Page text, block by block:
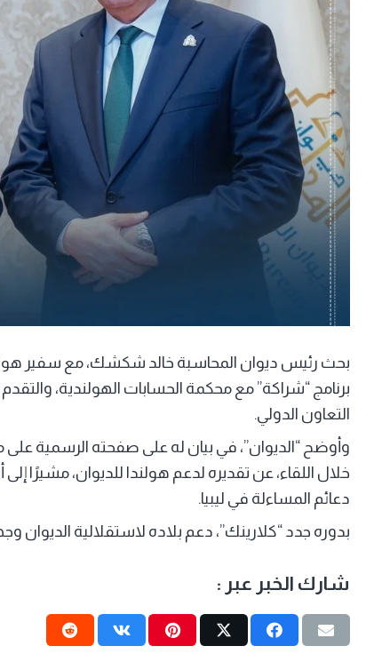
بحث رئيس ديوان المحاسبة خالد شكشك، مع سفير
برنامج “شراكة” مع محكمة الحسابات الهولندية،
التعاون الدولي.
وأوضح “الديوان”، في بيان له على صفحته الرسمية
خلال اللقاء، عن تقديره لدعم هولندا للديوان،
دعائم المساءلة في ليبيا.
بدوره جدد “كلارينك”، دعم بلاده لاستقلالية الديوان
شارك الخبر عبر :